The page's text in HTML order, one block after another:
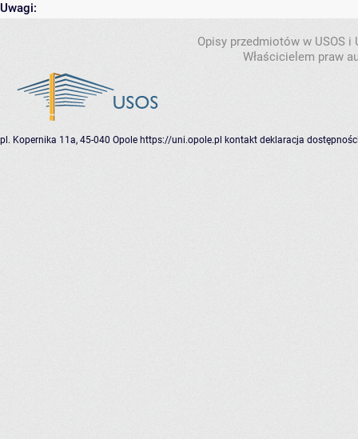
Uwagi:
Opisy przedmiotów w USOS
Właścicielem praw
pl. Kopernika 11a, 45-040 Opole https://uni.opole.pl kontakt deklaracja